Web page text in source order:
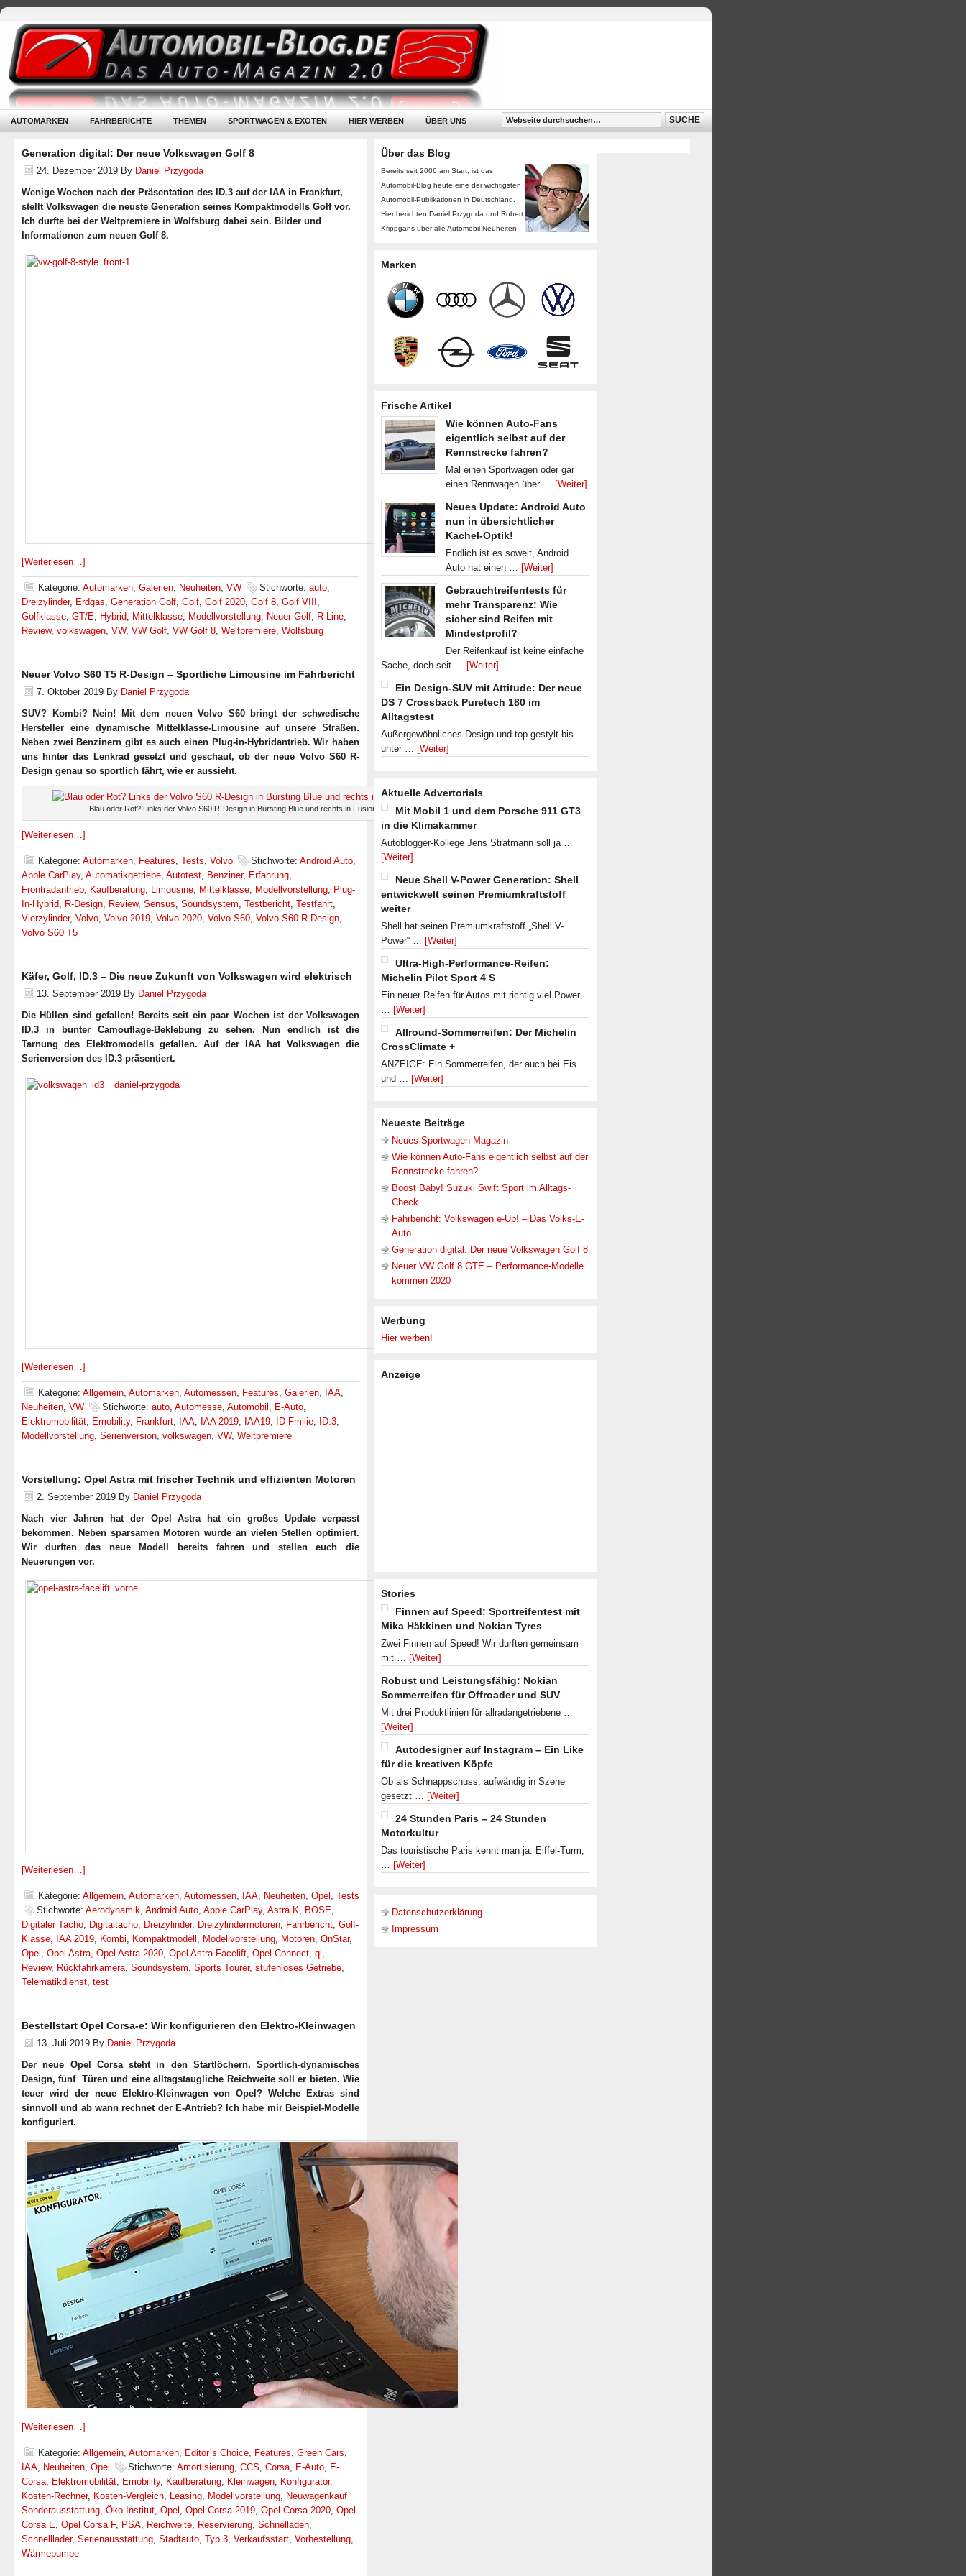
AUTOMARKEN FAHRBERICHTE THEMEN SPORTWAGEN & EXOTEN HIER WERBEN ÜBER UNS
Generation digital: Der neue Volkswagen Golf 8
24. Dezember 2019 By Daniel Przygoda
Wenige Wochen nach der Präsentation des ID.3 auf der IAA in Frankfurt,
stellt Volkswagen die neuste Generation seines Kompaktmodells Golf vor.
Ich durfte bei der Weltpremiere in Wolfsburg dabei sein. Bilder und
Informationen zum neuen Golf 8.
[Weiterlesen…]
Kategorie: Automarken, Galerien, Neuheiten, VW Stichworte: auto,
Dreizylinder, Erdgas, Generation Golf, Golf, Golf 2020, Golf 8, Golf VIII ,
Golfklasse, GT/E, Hybrid, Mittelklasse, Modellvorstellung, Neuer Golf, R-Line,
Review, volkswagen, VW, VW Golf, VW Golf 8, Weltpremiere, Wolfsburg
Neuer Volvo S60 T5 R-Design – Sportliche Limousine im Fahrbericht
7. Oktober 2019 By Daniel Przygoda
SUV? Kombi? Nein! Mit dem neuen Volvo S60 bringt der schwedische
Hersteller eine dynamische Mittelklasse-Limousine auf unsere Straßen.
Neben zwei Benzinern gibt es auch einen Plug-in-Hybridantrieb. Wir haben
uns hinter das Lenkrad gesetzt und geschaut, ob der neue Volvo S60 R-
Design genau so sportlich fährt, wie er aussieht.
Blau oder Rot? Links der Volvo S60 R-Design in Bursting Blue und rechts in Fusion Red.
[Weiterlesen…]
Kategorie: Automarken, Features, Tests, Volvo Stichworte: Android Auto,
Apple CarPlay, Automatikgetriebe, Autotest, Benziner, Erfahrung,
Frontradantrieb, Kaufberatung, Limousine, Mittelklasse, Modellvorstellung, Plug-
In-Hybrid, R-Design, Review, Sensus, Soundsystem, Testbericht, Testfahrt,
Vierzylinder, Volvo, Volvo 2019, Volvo 2020, Volvo S60, Volvo S60 R-Design,
Volvo S60 T5
Käfer, Golf, ID.3 – Die neue Zukunft von Volkswagen wird elektrisch
13. September 2019 By Daniel Przygoda
Die Hüllen sind gefallen! Bereits seit ein paar Wochen ist der Volkswagen
ID.3 in bunter Camouflage-Beklebung zu sehen. Nun endlich ist die
Tarnung des Elektromodells gefallen. Auf der IAA hat Volkswagen die
Serienversion des ID.3 präsentiert.
[Weiterlesen…]
Kategorie: Allgemein, Automarken, Automessen, Features, Galerien, IAA,
Neuheiten, VW Stichworte: auto, Automesse, Automobil , E-Auto,
Elektromobilität, Emobility, Frankfurt, IAA, IAA 2019, IAA19, ID Fmilie, ID.3,
Modellvorstellung, Serienversion, volkswagen, VW, Weltpremiere
Vorstellung: Opel Astra mit frischer Technik und effizienten Motoren
2. September 2019 By Daniel Przygoda
Nach vier Jahren hat der Opel Astra hat ein großes Update verpasst
bekommen. Neben sparsamen Motoren wurde an vielen Stellen optimiert.
Wir durften das neue Modell bereits fahren und stellen euch die
Neuerungen vor.
[Weiterlesen…]
Kategorie: Allgemein, Automarken, Automessen, IAA, Neuheiten, Opel , Tests
Stichworte: Aerodynamik, Android Auto, Apple CarPlay, Astra K, BOSE,
Digitaler Tacho, Digitaltacho, Dreizylinder, Dreizylindermotoren, Fahrbericht, Golf-
Klasse, IAA 2019, Kombi, Kompaktmodell , Modellvorstellung, Motoren, OnStar,
Opel , Opel Astra, Opel Astra 2020, Opel Astra Facelift, Opel Connect, qi,
Review, Rückfahrkamera, Soundsystem, Sports Tourer, stufenloses Getriebe,
Telematikdienst, test
Bestellstart Opel Corsa-e: Wir konfigurieren den Elektro-Kleinwagen
13. Juli 2019 By Daniel Przygoda
Der neue Opel Corsa steht in den Startlöchern. Sportlich-dynamisches
Design, fünf Türen und eine alltagstaugliche Reichweite soll er bieten. Wie
teuer wird der neue Elektro-Kleinwagen von Opel? Welche Extras sind
sinnvoll und ab wann rechnet der E-Antrieb? Ich habe mir Beispiel-Modelle
konfiguriert.
[Weiterlesen…]
Kategorie: Allgemein, Automarken, Editor´s Choice, Features, Green Cars,
IAA, Neuheiten, Opel Stichworte: Amortisierung, CCS, Corsa, E-Auto, E-
Corsa, Elektromobilität, Emobility, Kaufberatung, Kleinwagen, Konfigurator,
Kosten-Rechner, Kosten-Vergleich, Leasing, Modellvorstellung, Neuwagenkauf
Sonderausstattung, Öko-Institut, Opel , Opel Corsa 2019, Opel Corsa 2020, Opel
Corsa E, Opel Corsa F, PSA, Reichweite, Reservierung, Schnelladen,
Schnelllader, Serienausstattung, Stadtauto, Typ 3, Verkaufsstart, Vorbestellung,
Wärmepumpe
Über das Blog
Bereits seit 2006 am Start, ist das
Automobil-Blog heute eine der wichtigsten
Automobil-Publikationen in Deutschland.
Hier berichten Daniel Przygoda und Robert
Krippgans über alle Automobil-Neuheiten.
Marken
Frische Artikel
Wie können Auto-Fans
eigentlich selbst auf der
Rennstrecke fahren?
Mal einen Sportwagen oder gar
einen Rennwagen über … [Weiter]
Neues Update: Android Auto
nun in übersichtlicher
Kachel-Optik!
Endlich ist es soweit, Android
Auto hat einen … [Weiter]
Gebrauchtreifentests für
mehr Transparenz: Wie
sicher sind Reifen mit
Mindestprofil?
Der Reifenkauf ist keine einfache
Sache, doch seit … [Weiter]
Ein Design-SUV mit Attitude: Der neue
DS 7 Crossback Puretech 180 im
Alltagstest
Außergewöhnliches Design und top gestylt bis
unter … [Weiter]
Aktuelle Advertorials
Mit Mobil 1 und dem Porsche 911 GT3
in die Klimakammer
Autoblogger-Kollege Jens Stratmann soll ja …
[Weiter]
Neue Shell V-Power Generation: Shell
entwickwelt seinen Premiumkraftstoff
weiter
Shell hat seinen Premiumkraftstoff „Shell V-
Power“ … [Weiter]
Ultra-High-Performance-Reifen:
Michelin Pilot Sport 4 S
Ein neuer Reifen für Autos mit richtig viel Power.
… [Weiter]
Allround-Sommerreifen: Der Michelin
CrossClimate +
ANZEIGE: Ein Sommerreifen, der auch bei Eis
und … [Weiter]
Neueste Beiträge
Neues Sportwagen-Magazin
Wie können Auto-Fans eigentlich selbst auf der
Rennstrecke fahren?
Boost Baby! Suzuki Swift Sport im Alltags-
Check
Fahrbericht: Volkswagen e-Up! – Das Volks-E-
Auto
Generation digital: Der neue Volkswagen Golf 8
Neuer VW Golf 8 GTE – Performance-Modelle
kommen 2020
Werbung
Hier werben!
Anzeige
Stories
Finnen auf Speed: Sportreifentest mit
Mika Häkkinen und Nokian Tyres
Zwei Finnen auf Speed! Wir durften gemeinsam
mit … [Weiter]
Robust und Leistungsfähig: Nokian
Sommerreifen für Offroader und SUV
Mit drei Produktlinien für allradangetriebene …
[Weiter]
Autodesigner auf Instagram – Ein Like
für die kreativen Köpfe
Ob als Schnappschuss, aufwändig in Szene
gesetzt … [Weiter]
24 Stunden Paris – 24 Stunden
Motorkultur
Das touristische Paris kennt man ja. Eiffel-Turm,
… [Weiter]
Datenschutzerklärung
Impressum